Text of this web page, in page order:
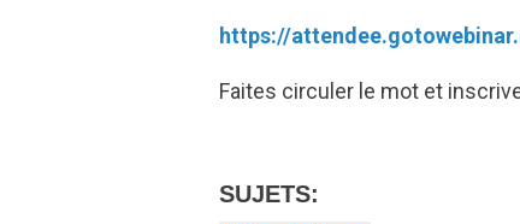
https://
Faites circuler le mot et
SUJETS: